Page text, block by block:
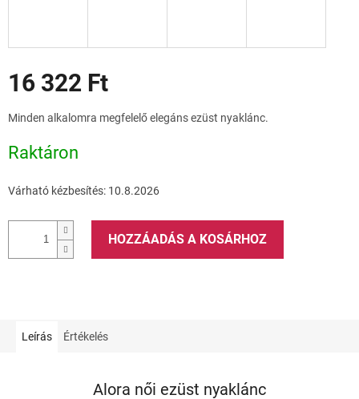
16 322 Ft
Minden alkalomra megfelelő elegáns ezüst nyaklánc.
Raktáron
Várható kézbesítés: 10.8.2026
HOZZÁADÁS A KOSÁRHOZ
Leírás Értékelés
Alora női ezüst nyaklánc